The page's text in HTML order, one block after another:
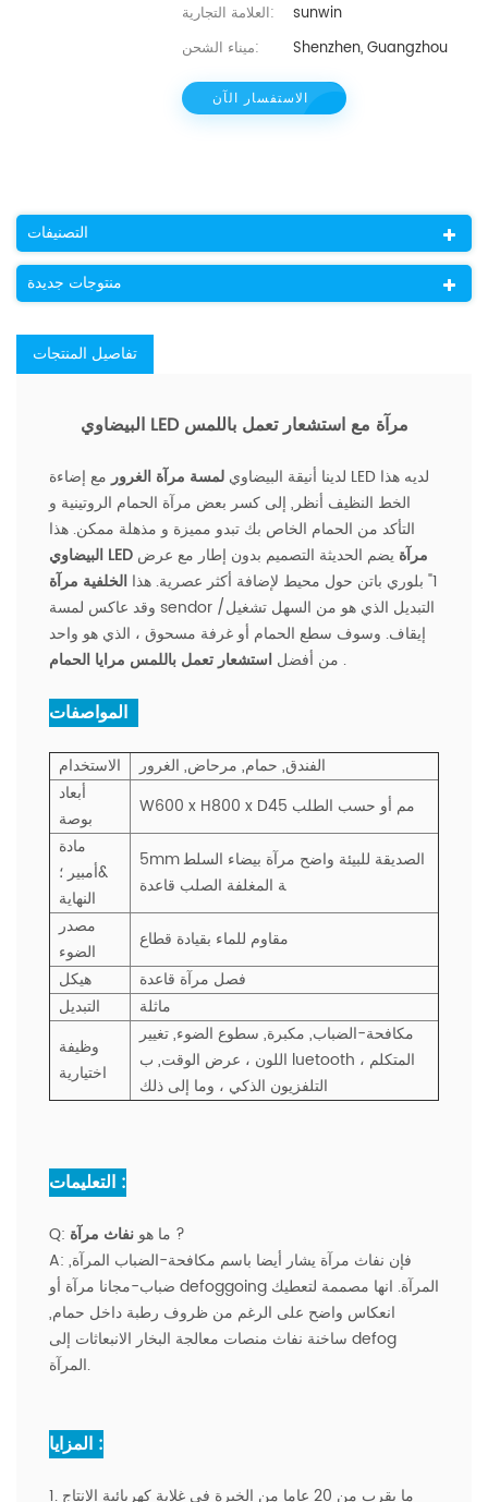
العلامة التجارية:
sunwin
ميناء الشحن:
Shenzhen, Guangzhou
الاستفسار الآن
التصنيفات
منتوجات جديدة
تفاصيل المنتجات
البيضاوي LED مرآة مع استشعار تعمل باللمس
لدينا أنيقة البيضاوي لمسة مرآة الغرورمع إضاءة LED لديه هذا
الخط النظيف أنظر, إلى كسر بعض مرآة الحمام الروتينية و
التأكد من الحمام الخاص بك تبدو مميزة و مذهلة ممكن. هذا
البيضاوي LED مرآة يضم الحديثة التصميم بدون إطار مع عرض
1" بلوري باتن حول محيط لإضافة أكثر عصرية. هذا
الخلفية مرآة
وقد عاكس لمسة sendor التبديل الذي هو من السهل تشغيل/
إيقاف. وسوف سطع الحمام أو غرفة مسحوق ، الذي هو واحد
من أفضل استشعار تعمل باللمس مرايا الحمام .
الاستخدام
الفندق, حمام, مرحاض, الغرور
أبعاد
بوصة
W600 x H800 x D45 مم أو حسب الطلب
مادة
&أمبير ؛
النهاية
5mm الصديقة للبيئة واضح مرآة بيضاء السلط
ة المغلفة الصلب قاعدة
مصدر
الضوء
مقاوم للماء بقيادة قطاع
هيكل
فصل مرآة قاعدة
التبديل
ماثلة
وظيفة
اختيارية
مكافحة-الضباب, مكبرة, سطوع الضوء, تغيير
اللون ، عرض الوقت, ب
luetooth المتكلم ،
التلفزيون الذكي ، وما إلى ذلك
التعليمات :
Q: ما هو نفاث مرآة
?
A:
ضباب-مجانا مرآة أو defoggoing المرآة. انها مصممة لتعطيك
انعكاس واضح على الرغم من ظروف رطبة داخل حمام,
ساخنة نفاث منصات معالجة البخار الانبعاثات إلى defog
المرآة.
المزايا :
1. ما يقرب من 20 عاما من الخبرة في غلاية كهربائية الإنتاج